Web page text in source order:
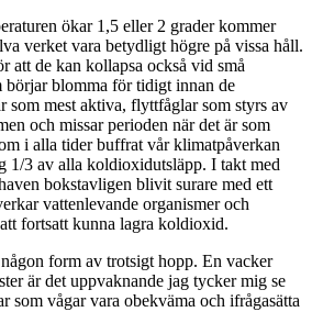
ökar 1,5 eller 2 grader kommer
verket vara betydligt högre på vissa håll.
att de kan kollapsa också vid små
börjar blomma för tidigt innan de
som mest aktiva, flyttfåglar som styrs av
och missar perioden när det är som
i alla tider buffrat vår klimatpåverkan
1/3 av alla koldioxidutsläpp. I takt med
bokstavligen blivit surare med ett
vattenlevande organismer och
fortsatt kunna lagra koldioxid.
form av trotsigt hopp. En vacker
är det uppvaknande jag tycker mig se
som vågar vara obekväma och ifrågasätta